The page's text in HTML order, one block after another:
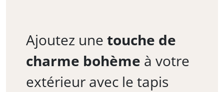
Ajoutez une touche de
charme bohème à votre
extérieur avec le tapis